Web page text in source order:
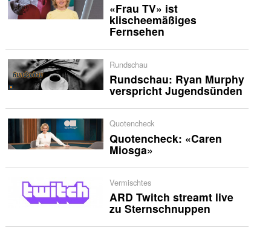
«Frau TV» ist
klischeemäßiges
Fernsehen
Rundschau
Rundschau: Ryan Murphy
verspricht Jugendsünden
Quotencheck
Quotencheck: «Caren
Miosga»
Vermischtes
ARD Twitch streamt live
zu Sternschnuppen